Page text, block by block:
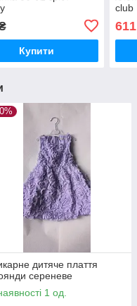
Купити
club
дитяче плаття
сереневе
1 од.